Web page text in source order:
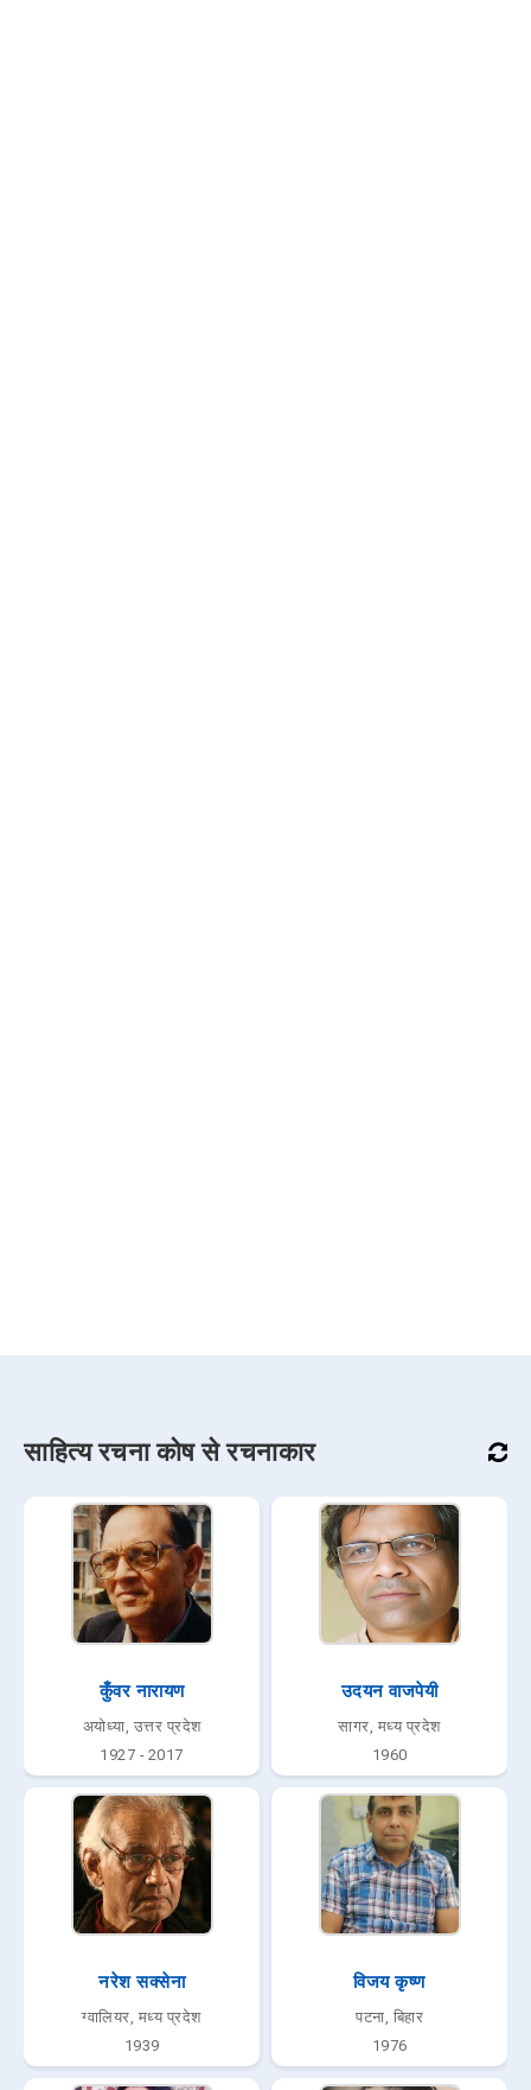
साहित्य रचना कोष से रचनाकार
कुँवर नारायण
अयोध्या, उत्तर प्रदेश
1927 - 2017
उदयन वाजपेयी
सागर, मध्य प्रदेश
1960
नरेश सक्सेना
ग्वालियर, मध्य प्रदेश
1939
विजय कृष्ण
पटना, बिहार
1976